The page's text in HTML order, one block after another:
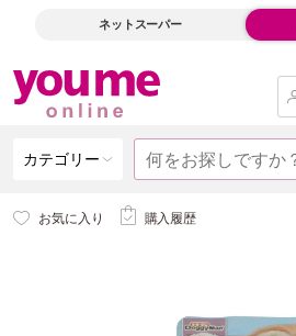
ネットスーパー
カテゴリー
お気に入り 購入履歴